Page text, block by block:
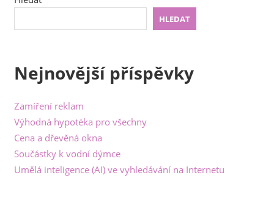
příspěvek
HLEDAT
Nejnovější příspěvky
Zamíření reklam
Výhodná hypotéka pro všechny
Cena a dřevěná okna
Součástky k vodní dýmce
Umělá inteligence (AI) ve vyhledávání na Internetu